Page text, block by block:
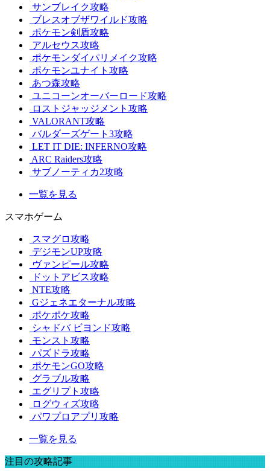
サンブレイク攻略
ブレスオブザワイルド攻略
ポケモン剣盾攻略
アルセウス攻略
ポケモンダイパリメイク攻略
ポケモンユナイト攻略
あつ森攻略
ユニコーンオーバーロード攻略
ロストジャッジメント攻略
VALORANT攻略
バルダーズゲート3攻略
LET IT DIE: INFERNO攻略
ARC Raiders攻略
サブノーティカ2攻略
一覧を見る
スマホゲーム
スマグロ攻略
デジモンUP攻略
ヴァンピール攻略
ドットアビス攻略
NTE攻略
Gジェネエターナル攻略
ポケポケ攻略
シャドバ ビヨンド攻略
モンスト攻略
パズドラ攻略
ポケモンGO攻略
グラブル攻略
エグリプト攻略
ログウィズ攻略
パワプロアプリ攻略
一覧を見る
注目の攻略記事